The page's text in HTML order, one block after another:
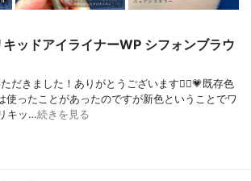
ッドアイライナーWP シフォンブラウ
だきました！ありがとうございます🙇‍♀️💗既存色
使ったことがあったのですが新色ということでワ
キッ…続きを見る